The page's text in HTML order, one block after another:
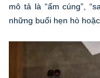
mô tả là “ấm cúng”,
những buổi hẹn hò